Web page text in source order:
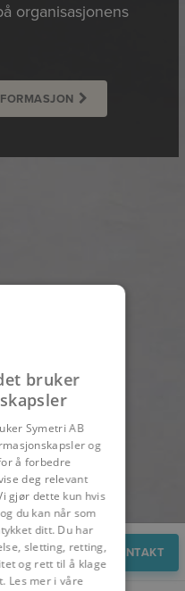
organisasjonens
KONTAKT
bruker
Symetri AB
og
å forbedre
deg relevant
gjør dette kun hvis
du kan når som
ditt. Du har
sletting, retting,
og rett til å klage
Les mer i våre